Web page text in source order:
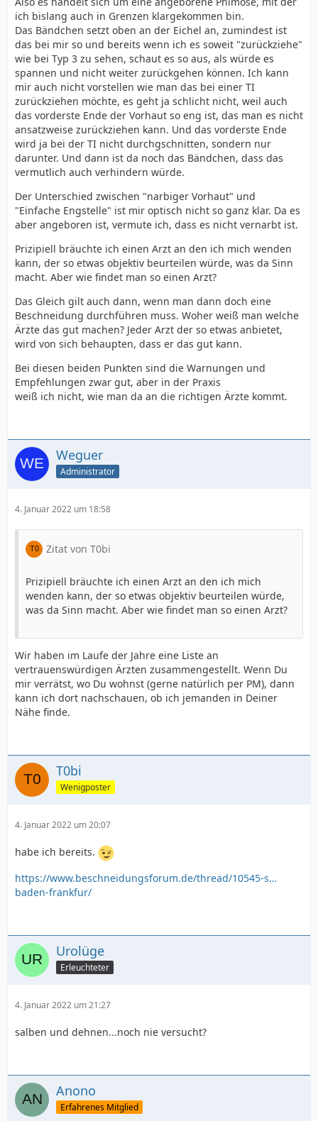
ich bislang auch in Grenzen klargekommen bin.
Das Bändchen setzt oben an der Eichel an, zumindest ist
das bei mir so und bereits wenn ich es soweit "zurückziehe"
wie bei Typ 3 zu sehen, schaut es so aus, als würde es
spannen und nicht weiter zurückgehen können. Ich kann
mir auch nicht vorstellen wie man das bei einer TI
zurückziehen möchte, es geht ja schlicht nicht, weil auch
das vorderste Ende der Vorhaut so eng ist, das man es nicht
ansatzweise zurückziehen kann. Und das vorderste Ende
wird ja bei der TI nicht durchgschnitten, sondern nur
darunter. Und dann ist da noch das Bändchen, dass das
vermutlich auch verhindern würde.
Der Unterschied zwischen "narbiger Vorhaut" und
"Einfache Engstelle" ist mir optisch nicht so ganz klar. Da es
aber angeboren ist, vermute ich, dass es nicht vernarbt ist.
Prizipiell bräuchte ich einen Arzt an den ich mich wenden
kann, der so etwas objektiv beurteilen würde, was da Sinn
macht. Aber wie findet man so einen Arzt?
Das Gleich gilt auch dann, wenn man dann doch eine
Beschneidung durchführen muss. Woher weiß man welche
Ärzte das gut machen? Jeder Arzt der so etwas anbietet,
wird von sich behaupten, dass er das gut kann.
Bei diesen beiden Punkten sind die Warnungen und
Empfehlungen zwar gut, aber in der Praxis
weiß ich nicht, wie man da an die richtigen Ärzte kommt.
Weguer
Administrator
4. Januar 2022 um 18:58
Zitat von T0bi
Prizipiell bräuchte ich einen Arzt an den ich mich
wenden kann, der so etwas objektiv beurteilen würde,
was da Sinn macht. Aber wie findet man so einen Arzt?
Wir haben im Laufe der Jahre eine Liste an
vertrauenswürdigen Ärzten zusammengestellt. Wenn Du
mir verrätst, wo Du wohnst (gerne natürlich per PM), dann
kann ich dort nachschauen, ob ich jemanden in Deiner
Nähe finde.
T0bi
Wenigposter
4. Januar 2022 um 20:07
habe ich bereits.
https://www.beschneidungsforum.de/thread/10545-s…
baden-frankfur/
Urolüge
Erleuchteter
4. Januar 2022 um 21:27
salben und dehnen...noch nie versucht?
Anono
Erfahrenes Mitglied